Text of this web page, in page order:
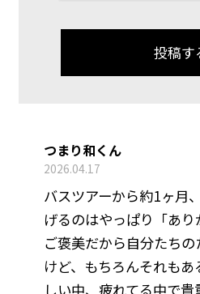
つまり和くん
2026.04.17
バスツアーから約1ヶ月
げるのはやっぱり「あり
ご褒美だから自分たち
けど、もちろんそれも
しい中、疲れてる中で